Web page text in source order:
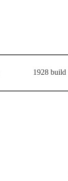
1928 build